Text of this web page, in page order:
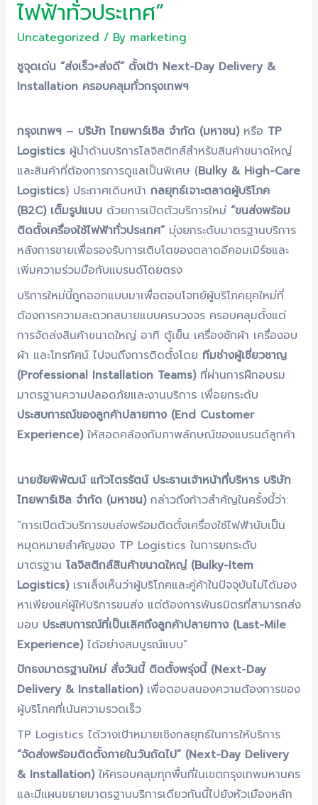
ไฟฟ้าทั่วประเทศ”
Uncategorized / By marketing
ชูจุดเด่น “ส่งเร็ว+ส่งดี” ตั้งเป้า Next-Day Delivery &
Installation ครอบคลุมทั่วกรุงเทพฯ
กรุงเทพฯ– บริษัท ไทยพาร์เซิล จำกัด (มหาชน)หรือ TP
Logisticsผู้นำด้านบริการโลจิสติกส์สำหรับสินค้าขนาดใหญ่
และสินค้าที่ต้องการการดูแลเป็นพิเศษ (Bulky & High-Care
Logistics) ประกาศเดินหน้า กลยุทธ์เจาะตลาดผู้บริโภค
(B2C) เต็มรูปแบบด้วยการเปิดตัวบริการใหม่ “ขนส่งพร้อม
ติดตั้งเครื่องใช้ไฟฟ้าทั่วประเทศ”มุ่งยกระดับมาตรฐานบริการ
หลังการขายเพื่อรองรับการเติบโตของตลาดอีคอมเมิร์ซและ
เพิ่มความร่วมมือกับแบรนด์โดยตรง
บริการใหม่นี้ถูกออกแบบมาเพื่อตอบโจทย์ผู้บริโภคยุคใหม่ที่
ต้องการความสะดวกสบายแบบครบวงจร ครอบคลุมตั้งแต่
การจัดส่งสินค้าขนาดใหญ่ อาทิ ตู้เย็น เครื่องซักผ้า เครื่องอบ
ผ้า และโทรทัศน์ ไปจนถึงการติดตั้งโดย ทีมช่างผู้เชี่ยวชาญ
(Professional Installation Teams)ที่ผ่านการฝึกอบรม
มาตรฐานความปลอดภัยและงานบริการ เพื่อยกระดับ
ประสบการณ์ของลูกค้าปลายทาง (End Customer
Experience)ให้สอดคล้องกับภาพลักษณ์ของแบรนด์ลูกค้า
นายชัยพิพัฒน์ แก้วไตรรัตน์ ประธานเจ้าหน้าที่บริหาร บริษัท
ไทยพาร์เซิล จำกัด (มหาชน)กล่าวถึงก้าวสำคัญในครั้งนี้ว่า:
“การเปิดตัวบริการขนส่งพร้อมติดตั้งเครื่องใช้ไฟฟ้านับเป็น
หมุดหมายสำคัญของ TP Logistics ในการยกระดับ
มาตรฐาน โลจิสติกส์สินค้าขนาดใหญ่ (Bulky-Item
Logistics)เราเล็งเห็นว่าผู้บริโภคและคู่ค้าในปัจจุบันไม่ได้มอง
หาเพียงแค่ผู้ให้บริการขนส่ง แต่ต้องการพันธมิตรที่สามารถส่ง
มอบ ประสบการณ์ที่เป็นเลิศถึงลูกค้าปลายทาง (Last-Mile
Experience)ได้อย่างสมบูรณ์แบบ”
ปักธงมาตรฐานใหม่ สั่งวันนี้ ติดตั้งพรุ่งนี้ (Next-Day
Delivery & Installation)เพื่อตอบสนองความต้องการของ
ผู้บริโภคที่เน้นความรวดเร็ว
TP Logistics ได้วางเป้าหมายเชิงกลยุทธ์ในการให้บริการ
“จัดส่งพร้อมติดตั้งภายในวันถัดไป” (Next-Day Delivery
& Installation)ให้ครอบคลุมทุกพื้นที่ในเขตกรุงเทพมหานคร
และมีแผนขยายมาตรฐานบริการเดียวกันนี้ไปยังหัวเมืองหลัก